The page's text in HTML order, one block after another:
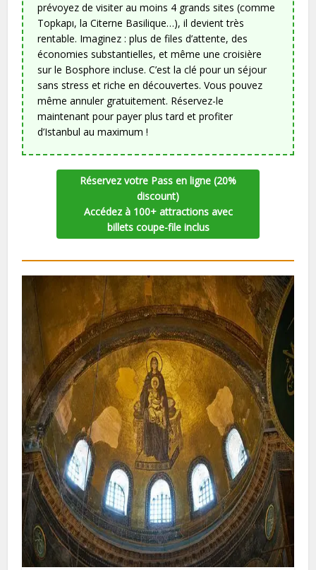
prévoyez de visiter au moins 4 grands sites (comme
Topkapı, la Citerne Basilique…), il devient très
rentable. Imaginez : plus de files d’attente, des
économies substantielles, et même une croisière
sur le Bosphore incluse. C’est la clé pour un séjour
sans stress et riche en découvertes. Vous pouvez
même annuler gratuitement. Réservez-le
maintenant pour payer plus tard et profiter
d’Istanbul au maximum !
Réservez votre Pass en ligne (20%
discount)
Accédez à 100+ attractions avec
billets coupe-file inclus